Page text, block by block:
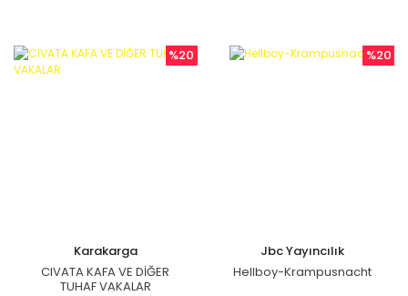
%20
Karakarga
CIVATA KAFA VE DİĞER
TUHAF VAKALAR
%20
Jbc Yayıncılık
Hellboy-Krampusnacht